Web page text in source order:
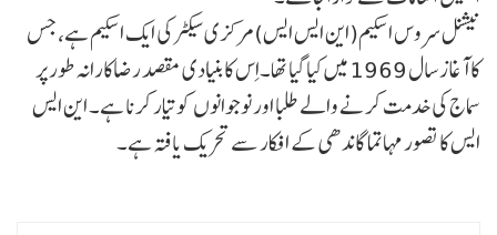
نیشنل سروس اسکیم(این ایس ایس)مرکزی سیکٹر کی ایک اسکیم ہے، جس
کا آغاز سال 1969 میں کیا گیا تھا۔اِس کا بنیادی مقصد رضاکارانہ طور پر
سماج کی خدمت کرنے والے طلبا اور نوجوانوں کوتیار کرنا ہے۔ این ایس
ایس کا تصور مہاتما گاندھی کے افکار سے تحریک یافتہ ہے۔